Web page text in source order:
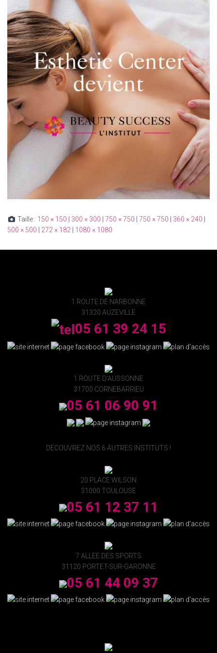
Taille : 150 × 150 300 × 300 750 × 750 750 × 750 360 × 240
500 × 500
272 × 182 1080 × 1080
1 ROUTE DE NARBONNE
31320 AUZEVILLE
05 61 39 24 15
1 ROUTE D'AUSSONNE
31700 CORNEBARRIEU
05 61 06 90 91
DECOUVREZ NOS 6 AUTRES INSTITUTS !
20 PLACE WILSON
31000 TOULOUSE
05 61 12 37 11
7 ALLEE DES SPORTS
31120 PORTET-SUR-GARONNE
05 61 44 09 37